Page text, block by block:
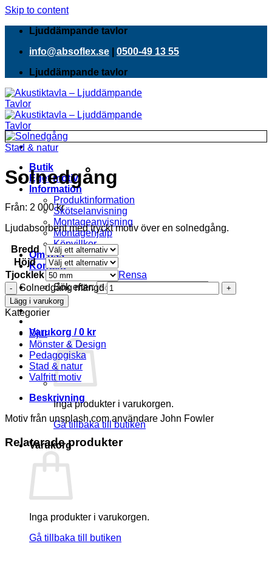
Skip to content
Ljuddämpande tavlor
info@absoflex.se
0500-49 13 55
Ljuddämpande tavlor
Butik
Eget motiv
Information
Produktinformation
Skötselanvisning
Montageanvisning
Montagehjälp
Köpvillkor
Om oss
Kontakt
Sök efter:
Varukorg /0 kr
Inga produkter i varukorgen.
Gå tillbaka till butiken
Varukorg
Inga produkter i varukorgen.
Gå tillbaka till butiken
Stad & natur
Solnedgång
Från: 2 000kr
Ljudabsorbent med tryckt motiv över en solnedgång.
Bredd
Höjd
Tjocklek
Rensa
Solnedgång mängd
Lägg i varukorg
Kategorier
Djur
Mönster & Design
Pedagogiska
Stad & natur
Valfritt motiv
Beskrivning
Motiv från unsplash.com användare John Fowler
Relaterade produkter